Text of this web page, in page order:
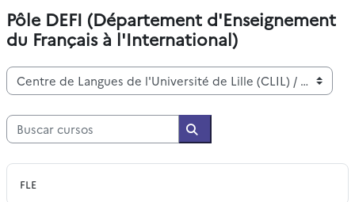
Pôle DEFI (Département d'Enseignement
du Français à l'International)
Categorías
Buscar cursos
Buscar cursos
FLE